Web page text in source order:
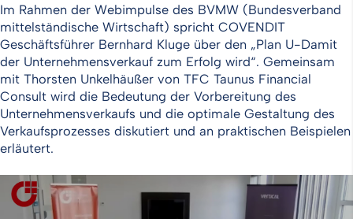
Im Rahmen der Webimpulse des BVMW (Bundesverband
mittelständische Wirtschaft) spricht COVENDIT
Geschäftsführer Bernhard Kluge über den „Plan U-Damit
der Unternehmensverkauf zum Erfolg wird“. Gemeinsam
mit Thorsten Unkelhäußer von TFC Taunus Financial
Consult wird die Bedeutung der Vorbereitung des
Unternehmensverkaufs und die optimale Gestaltung des
Verkaufsprozesses diskutiert und an praktischen Beispielen
erläutert.